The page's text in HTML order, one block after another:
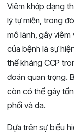
Viêm khớp dạng
lý tự miễn, trong
mô lành, gây
của bệnh là sự
thể kháng CCP
đoán quan trọng.
còn có thể gây
phổi và da.
Dựa trên sự biểu